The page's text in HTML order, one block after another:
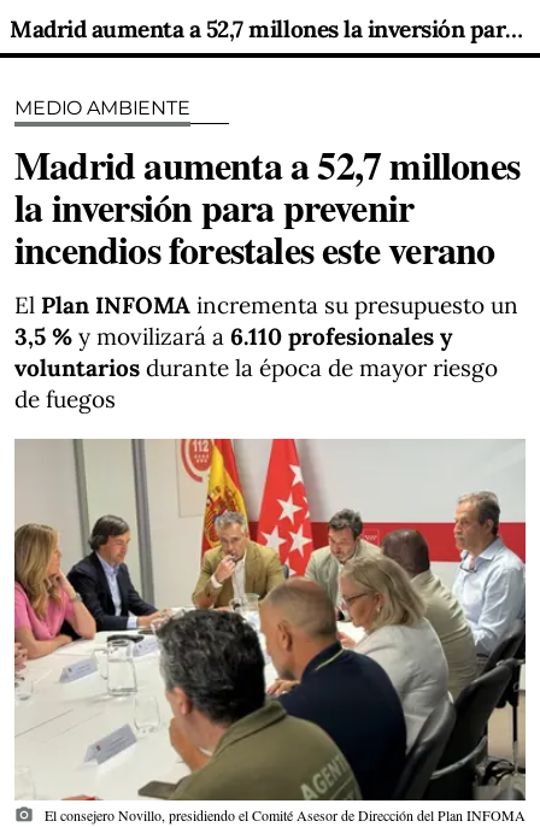
Madrid aumenta a 52,7 millones la inversión para prevenir incendios forestales este verano
MEDIO AMBIENTE
Madrid aumenta a 52,7 millones
la inversión para prevenir
incendios forestales este verano
El Plan INFOMA incrementa su presupuesto un
3,5 % y movilizará a 6.110 profesionales y
voluntarios durante la época de mayor riesgo
de fuegos
photo_camera
El consejero Novillo, presidiendo el Comité Asesor de Dirección del Plan INFOMA